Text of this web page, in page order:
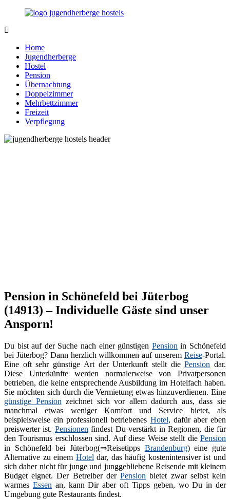
Zurück
Inhalt
Hostels.de
junge
jung
gebliebene
Menschen
Home
Jugendherberge
Hostel
Pension
Übernachtung
Doppelzimmer
Mehrbettzimmer
Freizeit
Verpflegung
Pension in Schönefeld bei Jüterbog
(14913) – Individuelle Gäste sind unser
Ansporn!
Du bist auf der Suche nach einer günstigen Pension in Schönefeld
bei Jüterbog? Dann herzlich willkommen auf unserem Reise-Portal.
Eine oft sehr günstige Art der Unterkunft stellt diePension dar.
Diese Unterkünfte werden normalerweise von Privatpersonen
betrieben, die keine entsprechende Ausbildung im Hotelfach haben.
Sie möchten sich durch die Vermietung etwas hinzuverdienen. Eine
günstige Pension zeichnet sich vor allem dadurch aus, dass sie
manchmal etwas weniger Komfort und Service bietet, als
beispielsweise ein professionell betriebenes Hotel, dafür aber eben
preiswerter ist. Pensionen findest Du verstärkt in Regionen, die für
den Tourismus erschlossen sind. Auf diese Weise stellt die Pension
in Schönefeld bei Jüterbog(⇒Reisetipps Brandenburg) eine gute
Alternative zu einem Hotel dar, das häufig kostenintensiver ist und
sich daher nicht für junge und junggebliebene Reisende mit kleinem
Budget eignet. Der Betreiber derPension bietet zwar selbst kein
warmes Essen an, kann Dir aber oft Tipps geben, wo Du in der
Umgebung gute Restaurants findest.